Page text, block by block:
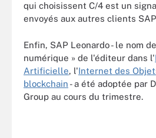
qui choisissent C/4 est un
envoyés aux autres clients
Enfin, SAP Leonardo - le nom
numérique » de l'éditeur dans l'
Artificielle, l'Internet des
blockchain - a été adoptée par
Group au cours du trimestre.